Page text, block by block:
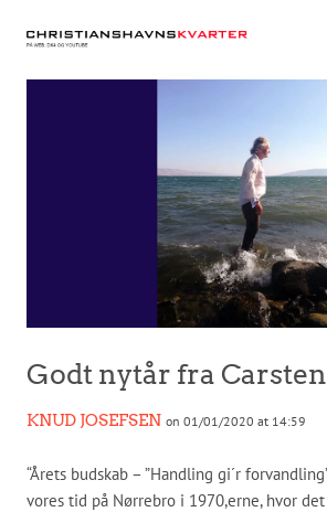
Godt nytår fra
KNUD JOSEFSEN on 01/01/2020 at 14:59
“Årets budskab – ”Handling gi´r
vores tid på Nørrebro i 1970,erne, hvor